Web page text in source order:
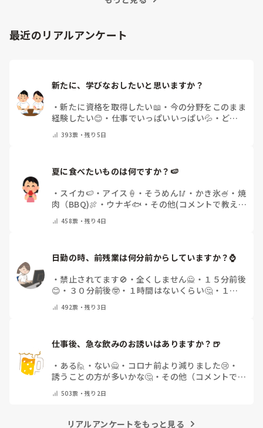
最近のリアルアンケート
新たに、学びなおしたいと思いますか？
・新たに資格を取得したい📖 ・ 今の分野をこのまま
経験したい😊 ・ 仕事でいっぱいいっぱい💦 ・ どん
教えてください）
393票・残り5日
夏に食べたいものは何ですか？🍉
・ スイカ🍉 ・ アイス🍦 ・ そうめん🥢 ・ かき氷🍧 ・ 焼
肉（BBQ)🍖 ・ ウナギ🐟 ・ その他(コメントで教え
458票・残り4日
日勤の時、前残業は何分前からしていますか？⌚
・禁止されてます🚫 ・ 全くしません🙅 ・ １５分前後
😊 ・ ３０分前後🤓 ・ １時間はないくらい🤔 ・ １時
492票・残り3日
仕事後、急な飲みのお誘いはありますか？🍺
・ ある🙋 ・ ない🙅 ・ コロナ前より減りました😢 ・
誘うことの方が多いかな🤔 ・ その他（コメントで教
503票・残り2日
リアルアンケートをもっと見る